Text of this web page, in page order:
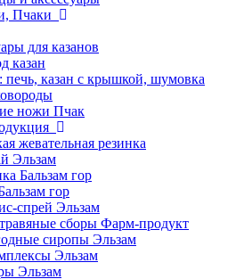
Пчаки
для казанов
казан
казан с крышкой, шумовка
ножи Пчак
жевательная резинка
Эльзам
Бальзам гор
гор
спрей Эльзам
сборы Фарм-продукт
сиропы Эльзам
Эльзам
Эльзам